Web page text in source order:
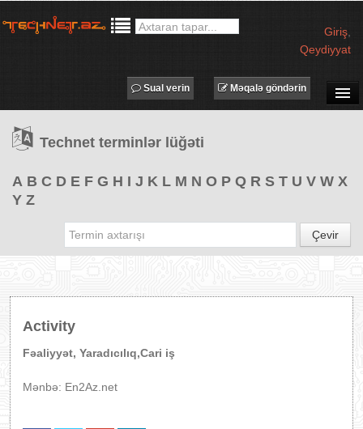
Giriş
Qeydiyyat
TƏDBİRLƏR
PROQRAMLAR
Məqalə göndərin
Sual verin
Technet terminlər lüğəti
A B C D E F G H I J K L M N O P Q R S T U V W X
Y Z
Çevir
Activity
Fəaliyyət, Yaradıcılıq,Cari iş
Mənbə: En2Az.net